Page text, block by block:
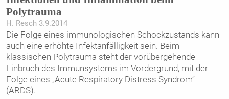
Polytrauma
H. Resch 3.9.2014
Die Folge eines immunologischen Schockzustands kann
auch eine erhöhte Infektanfälligkeit sein. Beim
klassischen Polytrauma steht der vorübergehende
Einbruch des Immunsystems im Vordergrund, mit der
Folge eines „Acute Respiratory Distress Syndrom“
(ARDS).